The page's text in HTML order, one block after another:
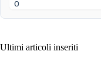
Ultimi articoli inseriti